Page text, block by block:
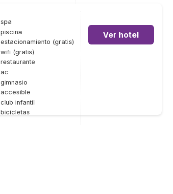
spa
piscina
estacionamiento (gratis)
wifi (gratis)
restaurante
ac
gimnasio
accesible
club infantil
bicicletas
Ver hotel